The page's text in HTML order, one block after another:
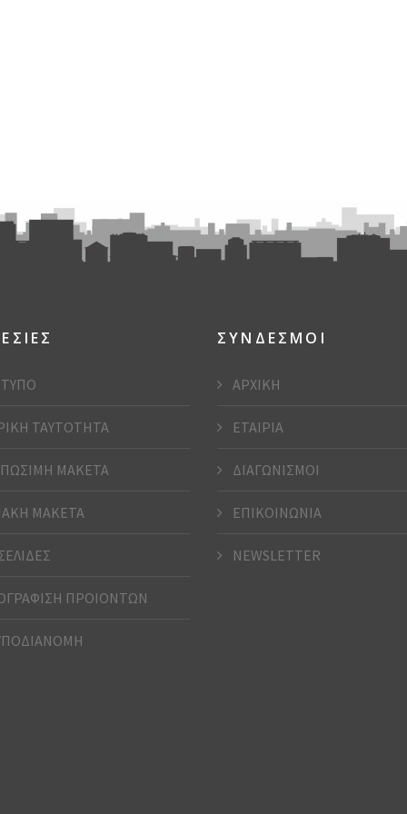
ΤΑΥΤΟΤΗΤΑ
ΜΑΚΕΤΑ
ΜΑΚΕΤΑ
ΠΡΟΙΟΝΤΩΝ
ΣΥΝΔΕΣΜΟΙ
ΑΡΧΙΚΗ
ΕΤΑΙΡΙΑ
ΔΙΑΓΩΝΙΣΜΟΙ
ΕΠΙΚΟΙΝΩΝΙΑ
NEWSLETTER